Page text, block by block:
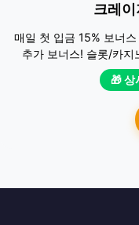
크레
매일 첫 입금 15% 보너
추가 보너스! 슬롯/카지
🎁 상